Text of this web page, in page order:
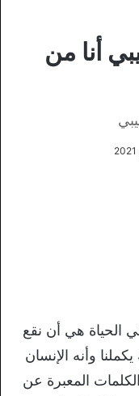
أنا من
الحياة هي أن نقع
وأنه الإنسان
المعبرة عن